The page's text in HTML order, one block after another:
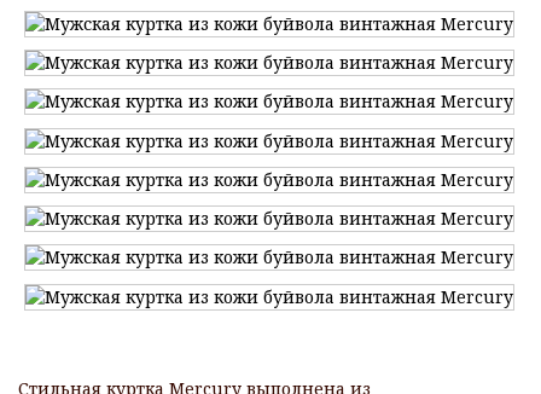
Стильная куртка Mercury выполнена из